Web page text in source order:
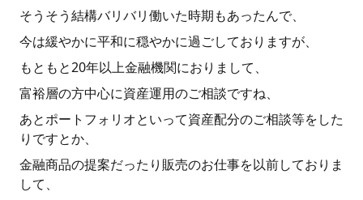
そうそう結構バリバリ働いた時期もあったんで、
今は緩やかに平和に穏やかに過ごしておりますが、
もともと20年以上金融機関におりまして、
富裕層の方中心に資産運用のご相談ですね、
あとポートフォリオといって資産配分のご相談等をした
りですとか、
金融商品の提案だったり販売のお仕事を以前しておりま
して、